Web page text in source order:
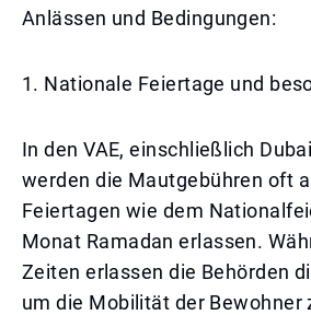
Anlässen und Bedingungen:
1. Nationale Feiertage und
In den VAE, einschließlich
werden die Mautgebühren oft
Feiertagen wie dem
Monat Ramadan erlassen.
Zeiten erlassen die Behörden
um die Mobilität der Bewohner